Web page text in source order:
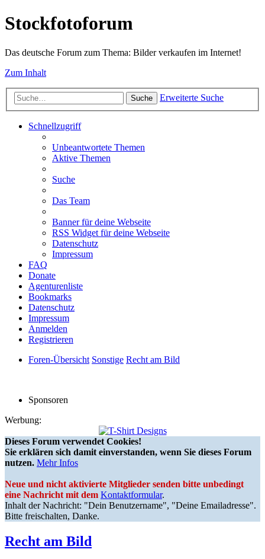
Stockfotoforum
Das deutsche Forum zum Thema: Bilder verkaufen im Internet!
Zum Inhalt
Suche Erweiterte Suche
Schnellzugriff
Unbeantwortete Themen
Aktive Themen
Suche
Das Team
Banner für deine Webseite
RSS Widget für deine Webseite
Datenschutz
Impressum
FAQ
Donate
Agenturenliste
Bookmarks
Datenschutz
Impressum
Anmelden
Registrieren
Foren-Übersicht Sonstige Recht am Bild
Sponsoren
Werbung:
Dieses Forum verwendet Cookies!
Sie erklären sich damit einverstanden, wenn Sie dieses Forum
nutzen. Mehr Infos
Neue und nicht aktivierte Mitglieder senden bitte unbedingt
eine Nachricht mit dem Kontaktformular.
Inhalt der Nachricht: "Dein Benutzername", "Deine Emailadresse".
Bitte freischalten, Danke.
Recht am Bild